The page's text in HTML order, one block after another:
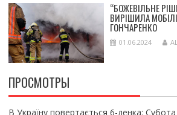
“БОЖЕВІЛЬНЕ
ВИРІШИЛА
ГОНЧАРЕНКО
01.06.2024
ПРОСМОТРЫ
В Україну повертається 6-денка: